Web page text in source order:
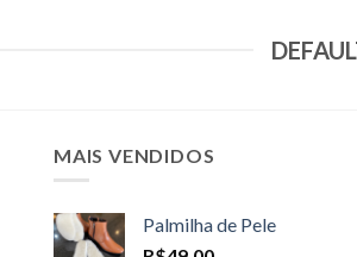
MAIS VENDIDOS
Palmilha de Pele